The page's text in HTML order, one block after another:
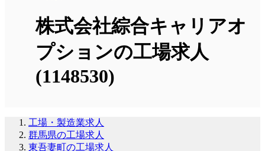
株式会社綜合キャリアオ
プションの工場求人
(1148530)
工場・製造業求人
群馬県の工場求人
東吾妻町の工場求人